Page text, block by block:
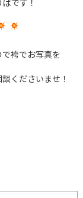
です！
袴でお写真を
くださいませ！